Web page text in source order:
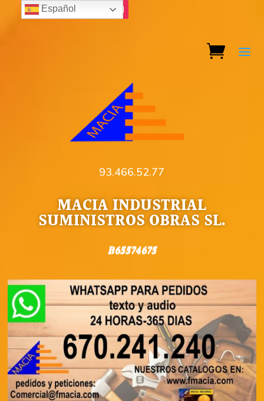
93.466.52.77
MACIA INDUSTRIAL
SUMINISTROS OBRAS SL.
B65574675
Español